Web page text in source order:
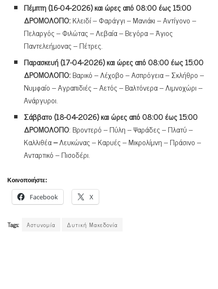
Πέμπτη (16-04-2026) και ώρες από 08:00 έως 15:00
ΔΡΟΜΟΛΟΓΙΟ:Κλειδί – Φαράγγι – Μανιάκι – Αντίγονο –
Πελαργός – Φιλώτας – Λεβαία – Βεγόρα – Άγιος
Παντελεήμονας – Πέτρες.
Παρασκευή (17-04-2026) και ώρες από 08:00 έως 15:00
ΔΡΟΜΟΛΟΓΙΟ:Βαρικό – Λέχοβο – Ασπρόγεια – Σκλήθρο –
Νυμφαίο – Αγραπιδιές – Αετός – Βαλτόνερα – Λιμνοχώρι –
Ανάργυροι.
Σάββατο (18-04-2026) και ώρες από 08:00 έως 15:00
ΔΡΟΜΟΛΟΓΙΟ: Βροντερό – Πύλη – Ψαράδες – Πλατύ –
Καλλιθέα–Λευκώνας – Καρυές – Μικρολίμνη – Πράσινο –
Ανταρτικό – Πισοδέρι.
Κοινοποιήστε:
Facebook X
Tags: Αστυνομία Δυτική Μακεδονία